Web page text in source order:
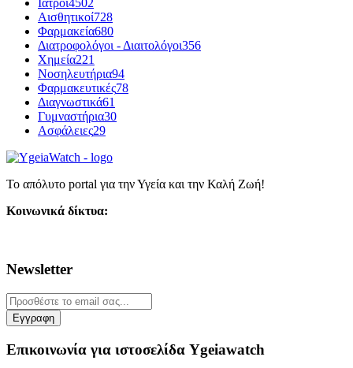
Ιατροί4502
Αισθητικοί728
Φαρμακεία680
Διατροφολόγοι - Διαιτολόγοι356
Χημεία221
Νοσηλευτήρια94
Φαρμακευτικές78
Διαγνωστικά61
Γυμναστήρια30
Ασφάλειες29
Το απόλυτο portal για την Υγεία και την Καλή Ζωή!
Κοινωνικά δίκτυα:
Newsletter
Επικοινωνία για ιστοσελίδα Ygeiawatch